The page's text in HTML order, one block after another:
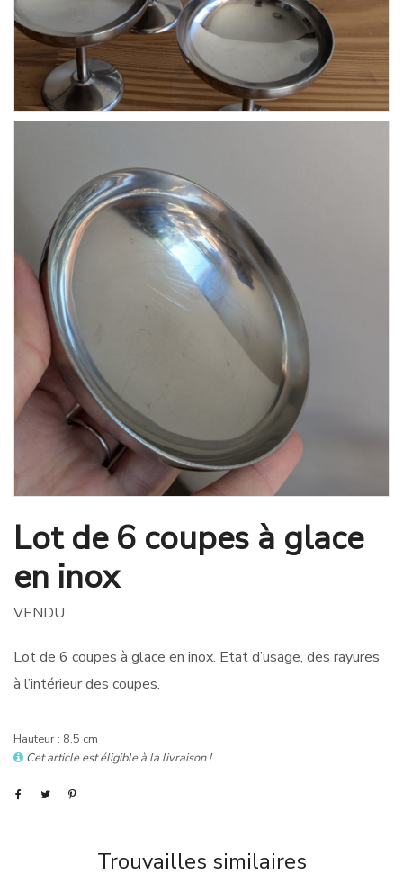
Lot de 6 coupes à glace
en inox
VENDU
Lot de 6 coupes à glace en inox. Etat d’usage, des rayures
à l’intérieur des coupes.
Hauteur : 8,5 cm
Cet article est éligible à la livraison !
Trouvailles similaires